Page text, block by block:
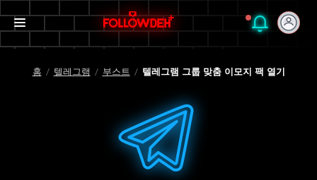
홈 / 텔레그램 / 부스트 / 텔레그램 그룹 맞춤 이모지 팩 열기